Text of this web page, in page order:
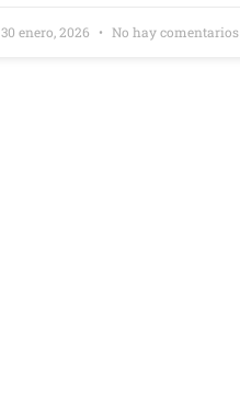
30 enero, 2026 No hay comentarios